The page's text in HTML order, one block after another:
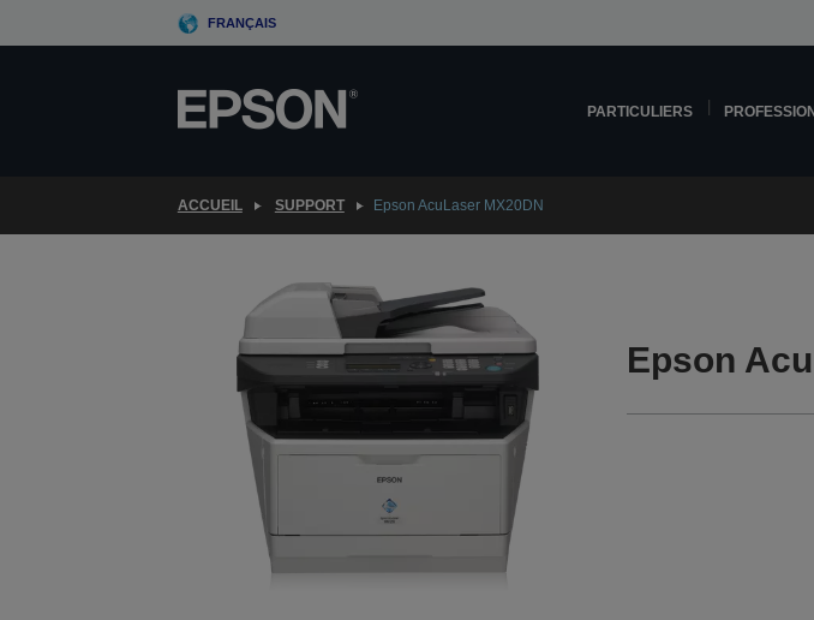
to
FRANÇAIS
PARTICULIERS
ACCUEIL SUPPORT Epson AcuLaser MX20DN
Epson